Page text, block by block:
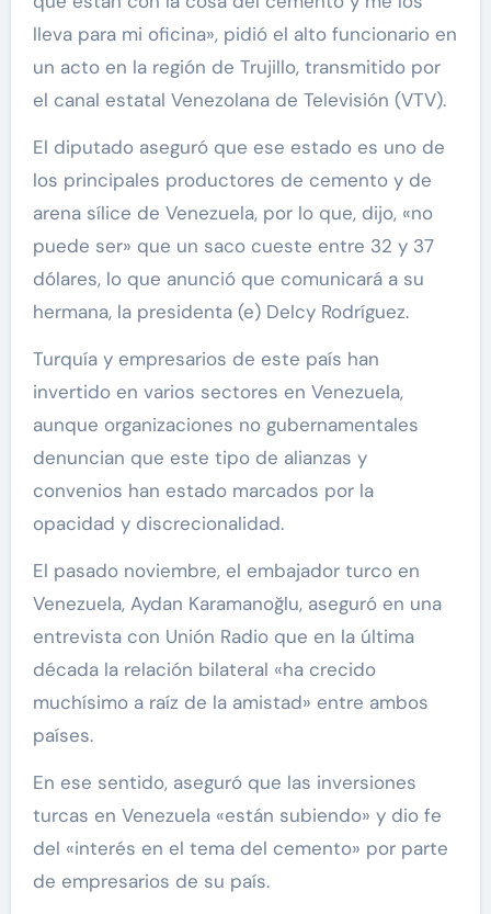
lleva para mi oficina», pidió el alto funcionario en
un acto en la región de Trujillo, transmitido por
el canal estatal Venezolana de Televisión (VTV).
El diputado aseguró que ese estado es uno de
los principales productores de cemento y de
arena sílice de Venezuela, por lo que, dijo, «no
puede ser» que un saco cueste entre 32 y 37
dólares, lo que anunció que comunicará a su
hermana, la presidenta (e) Delcy Rodríguez.
Turquía y empresarios de este país han
invertido en varios sectores en Venezuela,
aunque organizaciones no gubernamentales
denuncian que este tipo de alianzas y
convenios han estado marcados por la
opacidad y discrecionalidad.
El pasado noviembre, el embajador turco en
Venezuela, Aydan Karamanoğlu, aseguró en una
entrevista con Unión Radio que en la última
década la relación bilateral «ha crecido
muchísimo a raíz de la amistad» entre ambos
países.
En ese sentido, aseguró que las inversiones
turcas en Venezuela «están subiendo» y dio fe
del «interés en el tema del cemento» por parte
de empresarios de su país.